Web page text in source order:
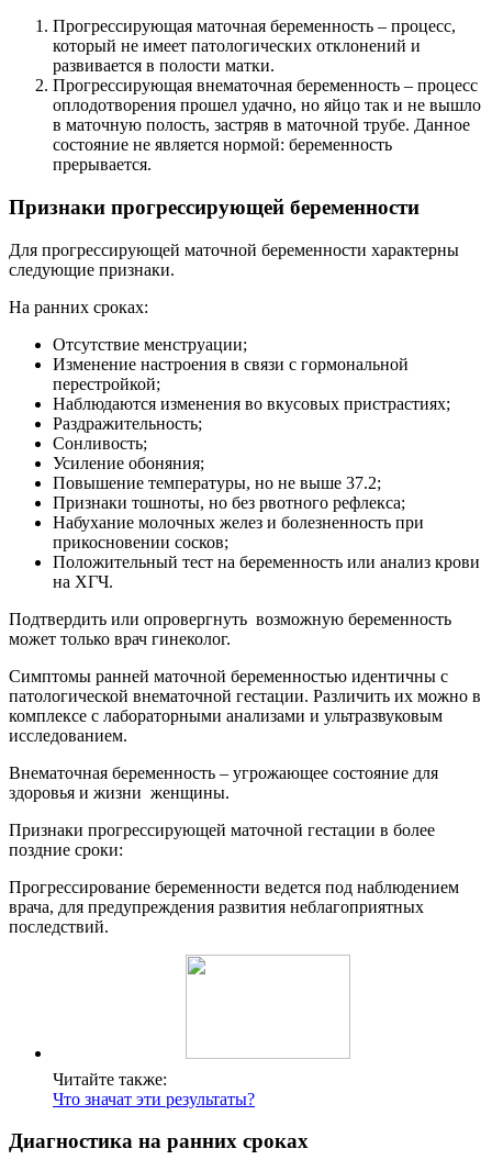
Прогрессирующая маточная беременность – процесс,
который не имеет патологических отклонений и
развивается в полости матки.
Прогрессирующая внематочная беременность – процесс
оплодотворения прошел удачно, но яйцо так и не вышло
в маточную полость, застряв в маточной трубе. Данное
состояние не является нормой: беременность
прерывается.
Признаки прогрессирующей беременности
Для прогрессирующей маточной беременности характерны
следующие признаки.
На ранних сроках:
Отсутствие менструации;
Изменение настроения в связи с гормональной
перестройкой;
Наблюдаются изменения во вкусовых пристрастиях;
Раздражительность;
Сонливость;
Усиление обоняния;
Повышение температуры, но не выше 37.2;
Признаки тошноты, но без рвотного рефлекса;
Набухание молочных желез и болезненность при
прикосновении сосков;
Положительный тест на беременность или анализ крови
на ХГЧ.
Подтвердить или опровергнуть возможную беременность
может только врач гинеколог.
Симптомы ранней маточной беременностью идентичны с
патологической внематочной гестации. Различить их можно в
комплексе с лабораторными анализами и ультразвуковым
исследованием.
Внематочная беременность – угрожающее состояние для
здоровья и жизни женщины.
Признаки прогрессирующей маточной гестации в более
поздние сроки:
Прогрессирование беременности ведется под наблюдением
врача, для предупреждения развития неблагоприятных
последствий.
Читайте также:
Что значат эти результаты?
Диагностика на ранних сроках